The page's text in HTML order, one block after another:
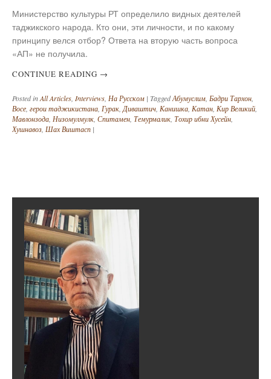
Министерство культуры РТ определило видных деятелей
таджикского народа. Кто они, эти личности, и по какому
принципу велся отбор? Ответа на вторую часть вопроса
«АП» не получила.
CONTINUE READING →
Posted inAll Articles, Interviews, На Русском | TaggedАбумуслим, Бадри Тархон,
Восе, герои таджикистана, Гурак,Диваштич, Канишка, Катан, Кир Великий,
Мавлонзода, Низомулмулк, Спитамен, Темурмалик, Тохир ибни Хусейн,
Хушнавоз, Шах Виштасп |
Post navigation